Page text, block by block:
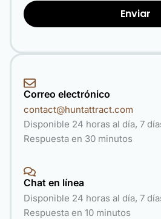
Enviar
Correo electrónico
contact@huntattract.com
Disponible 24 horas al día, 7
Respuesta en 30 minutos
Chat en línea
Disponible 24 horas al día, 7
Respuesta en 10 minutos